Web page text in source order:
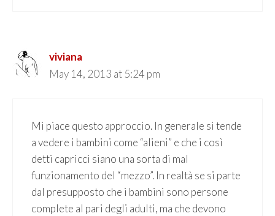
viviana
May 14, 2013 at 5:24 pm
Mi piace questo approccio. In generale si tende
a vedere i bambini come “alieni” e che i così
detti capricci siano una sorta di mal
funzionamento del “mezzo”. In realtà se si parte
dal presupposto che i bambini sono persone
complete al pari degli adulti, ma che devono